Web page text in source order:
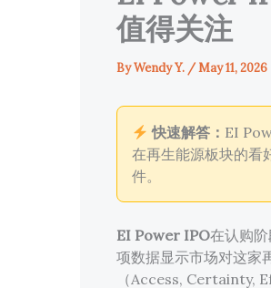
值得关注
ByWendy Y. /May 11, 2026
快速解答： EI
在再生能源板块的看
件。
EI Power IPO在认购阶
项数据显示市场对这家
（Access, Certainty,